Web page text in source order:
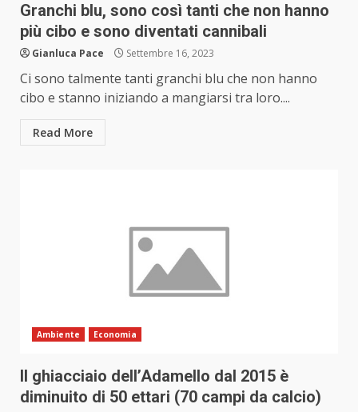
Granchi blu, sono così tanti che non hanno
più cibo e sono diventati cannibali
Gianluca Pace Settembre 16, 2023
Ci sono talmente tanti granchi blu che non hanno
cibo e stanno iniziando a mangiarsi tra loro....
Read More
Ambiente Economia
Il ghiacciaio dell’Adamello dal 2015 è
diminuito di 50 ettari (70 campi da calcio)